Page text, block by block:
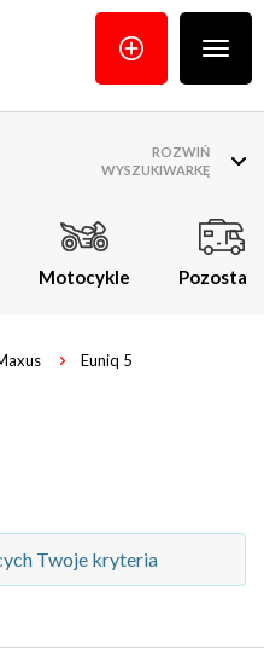
menu
Motocykle Pozostałe
ROZWIŃ
WYSZUKIWARKĘ
Euniq 5
Twoje kryteria